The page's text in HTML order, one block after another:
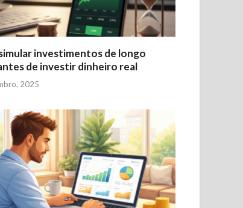
investimentos de longo
de investir dinheiro real
2025